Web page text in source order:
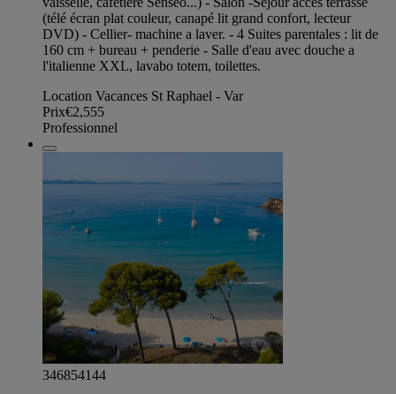
(télé écran plat couleur, canapé lit grand confort, lecteur
DVD) - Cellier- machine a laver. - 4 Suites parentales : lit de
160 cm + bureau + penderie - Salle d'eau avec douche a
l'italienne XXL, lavabo totem, toilettes.
Location Vacances St Raphael - Var
Prix€2,555
Professionnel
346854144